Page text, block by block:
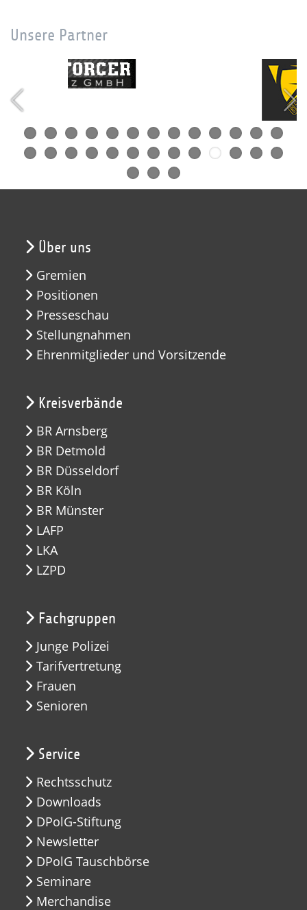
Unsere Partner
Über uns
Gremien
Positionen
Presseschau
Stellungnahmen
Ehrenmitglieder und Vorsitzende
Kreisverbände
BR Arnsberg
BR Detmold
BR Düsseldorf
BR Köln
BR Münster
LAFP
LKA
LZPD
Fachgruppen
Junge Polizei
Tarifvertretung
Frauen
Senioren
Service
Rechtsschutz
Downloads
DPolG-Stiftung
Newsletter
DPolG Tauschbörse
Seminare
Merchandise